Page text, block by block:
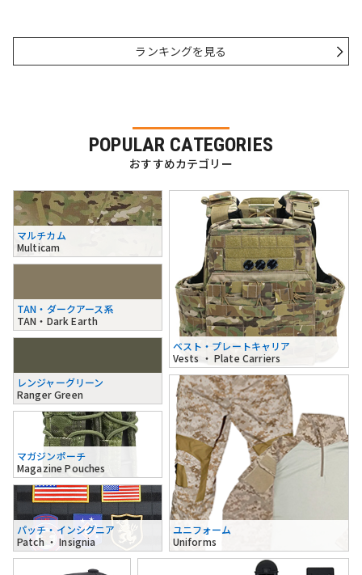
ランキングを見る
POPULAR CATEGORIES
おすすめカテゴリー
マルチカム
Multicam
TAN・ダークアース系
TAN・Dark Earth
レンジャーグリーン
Ranger Green
ベスト・プレートキャリア
Vests ・ Plate Carriers
マガジンポーチ
Magazine Pouches
パッチ・インシグニア
Patch ・ Insignia
ユニフォーム
Uniforms